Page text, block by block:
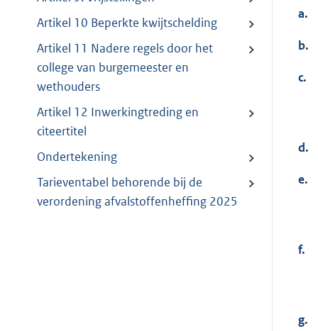
Artikel 10 Beperkte kwijtschelding
Artikel 11 Nadere regels door het
college van burgemeester en
wethouders
Artikel 12 Inwerkingtreding en
citeertitel
Ondertekening
Tarieventabel behorende bij de
verordening afvalstoffenheffing 2025
a.
b.
c.
d.
e.
f.
g.